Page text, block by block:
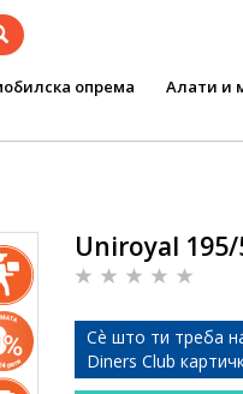
опрема Алати и
Uniroyal 195/
Сѐ што ти треба
Diners Club